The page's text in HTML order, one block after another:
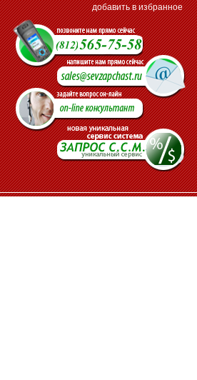
добавить в избранное